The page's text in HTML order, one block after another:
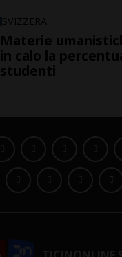
SVIZZERA
Materie
in calo la
studenti